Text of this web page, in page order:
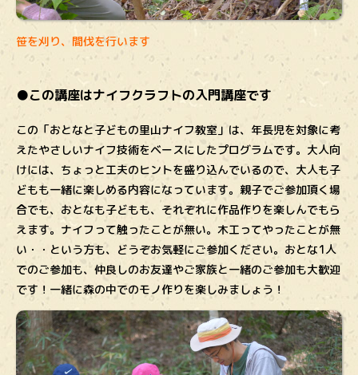
笹を刈り、間伐を行います
●この講座はナイフクラフトの入門講座です
この「おとなと子どもの里山ナイフ教室」は、年長児を対象に考
えたやさしいナイフ技術をベースにしたプログラムです。大人向
けには、ちょっと工夫のヒントを盛り込んでいるので、大人も子
どもも一緒に楽しめる内容になっています。親子でご参加頂く場
合でも、おとなも子どもも、それぞれに作品作りを楽しんでもら
えます。ナイフって触ったことが無い。木工ってやったことが無
い・・という方も、どうぞお気軽にご参加ください。おとな1人
でのご参加も、仲良しのお友達やご家族と一緒のご参加も大歓迎
です！一緒に森の中でのモノ作りを楽しみましょう！